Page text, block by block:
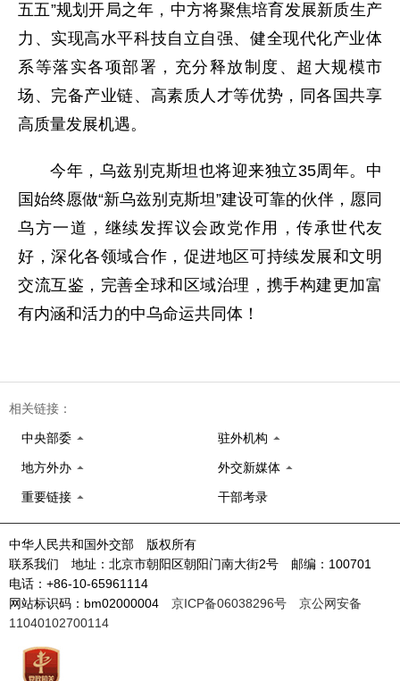
五五”规划开局之年，中方将聚焦培育发展新质生产
力、实现高水平科技自立自强、健全现代化产业体
系等落实各项部署，充分释放制度、超大规模市
场、完备产业链、高素质人才等优势，同各国共享
高质量发展机遇。
今年，乌兹别克斯坦也将迎来独立35周年。中
国始终愿做“新乌兹别克斯坦”建设可靠的伙伴，愿同
乌方一道，继续发挥议会政党作用，传承世代友
好，深化各领域合作，促进地区可持续发展和文明
交流互鉴，完善全球和区域治理，携手构建更加富
有内涵和活力的中乌命运共同体！
相关链接：
中央部委 驻外机构
地方外办 外交新媒体
重要链接 干部考录
中华人民共和国外交部 版权所有
联系我们 地址：北京市朝阳区朝阳门南大街2号 邮编：100701
电话：+86-10-65961114
网站标识码：bm02000004 京ICP备06038296号
京公网安备
11040102700114